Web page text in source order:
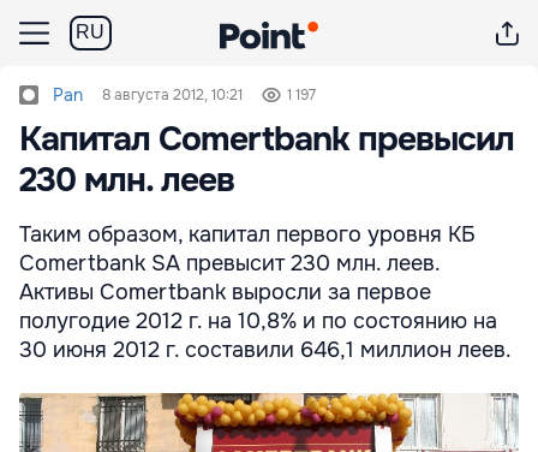
RU
Pan 8 августа 2012, 10:21 1 197
Капитал Comertbank превысил
230 млн. леев
Таким образом, капитал первого уровня КБ
Comertbank SA превысит 230 млн. леев.
Активы Comertbank выросли за первое
полугодие 2012 г. на 10,8% и по состоянию на
30 июня 2012 г. составили 646,1 миллион леев.